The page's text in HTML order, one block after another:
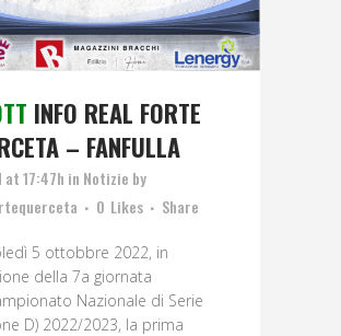
INFO REAL FORTE
– FANFULLA
at 17:47h in Notizie by
0 Likes Share
5 ottobbre 2022, in
della 7a giornata
Nazionale di Serie
D) 2022/2023, la prima